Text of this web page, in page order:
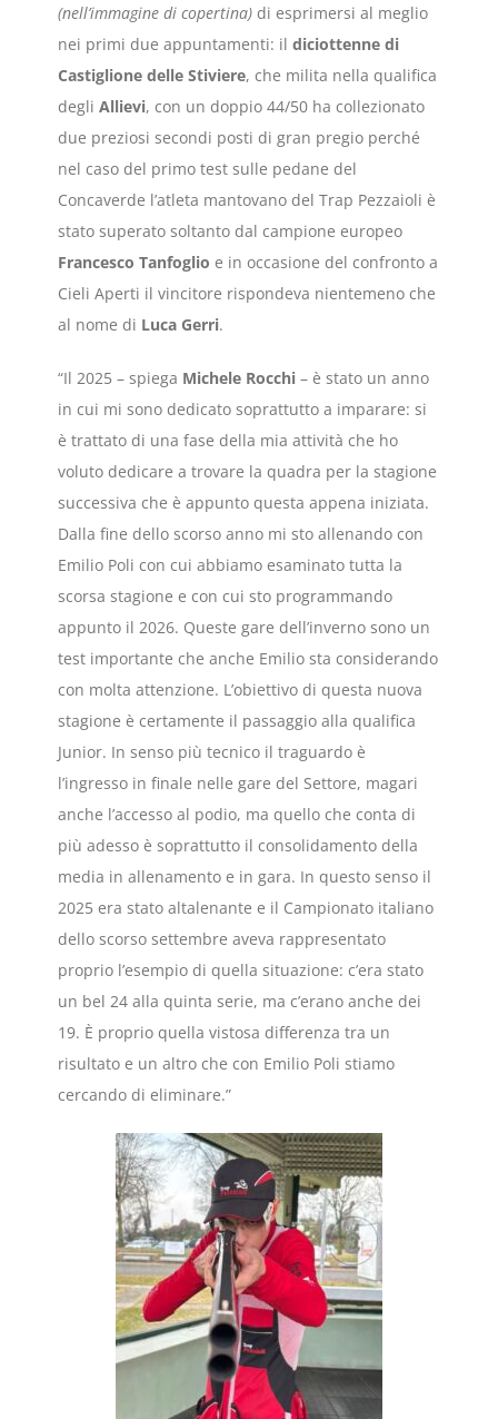
(nell’immagine di copertina) di esprimersi al meglio
nei primi due appuntamenti: ildiciottenne di
Castiglione delle Stiviere, che milita nella qualifica
degliAllievi, con un doppio 44/50 ha collezionato
due preziosi secondi posti di gran pregio perché
nel caso del primo test sulle pedane del
Concaverde l’atleta mantovano del Trap Pezzaioli è
stato superato soltanto dal campione europeo
Francesco Tanfoglio e in occasione del confronto a
Cieli Aperti il vincitore rispondeva nientemeno che
al nome di Luca Gerri.
“Il 2025 – spiega Michele Rocchi– è stato un anno
in cui mi sono dedicato soprattutto a imparare: si
è trattato di una fase della mia attività che ho
voluto dedicare a trovare la quadra per la stagione
successiva che è appunto questa appena iniziata.
Dalla fine dello scorso anno mi sto allenando con
Emilio Poli con cui abbiamo esaminato tutta la
scorsa stagione e con cui sto programmando
appunto il 2026. Queste gare dell’inverno sono un
test importante che anche Emilio sta considerando
con molta attenzione. L’obiettivo di questa nuova
stagione è certamente il passaggio alla qualifica
Junior. In senso più tecnico il traguardo è
l’ingresso in finale nelle gare del Settore, magari
anche l’accesso al podio, ma quello che conta di
più adesso è soprattutto il consolidamento della
media in allenamento e in gara. In questo senso il
2025 era stato altalenante e il Campionato italiano
dello scorso settembre aveva rappresentato
proprio l’esempio di quella situazione: c’era stato
un bel 24 alla quinta serie, ma c’erano anche dei
19. È proprio quella vistosa differenza tra un
risultato e un altro che con Emilio Poli stiamo
cercando di eliminare.”